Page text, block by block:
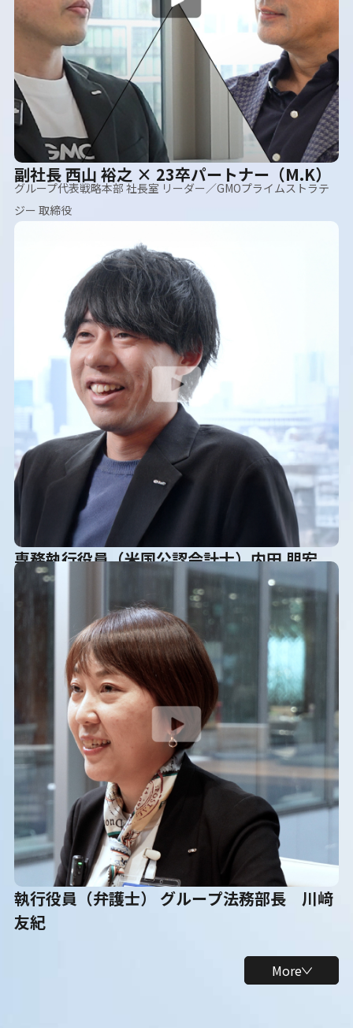
副社長 西山 裕之 × 23卒パートナー（M.K）
グループ代表戦略本部 社長室 リーダー／GMOプライムストラテ
ジー 取締役
専務執行役員（米国公認会計士）内田 朋宏
執行役員（弁護士） グループ法務部長 川﨑
友紀
More